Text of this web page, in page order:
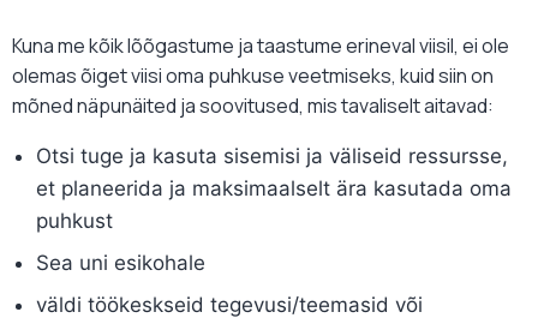
Kuna me kõik lõõgastume ja taastume erineval viisil, ei ole
olemas õiget viisi oma puhkuse veetmiseks, kuid siin on
mõned näpunäited ja soovitused, mis tavaliselt aitavad:
Otsi tuge ja kasuta sisemisi ja väliseid ressursse,
et planeerida ja maksimaalselt ära kasutada oma
puhkust
Sea uni esikohale
väldi töökeskseid tegevusi/teemasid või